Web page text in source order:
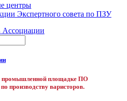
центры
Экспертного совета по ПЗУ
Ассоциации
промышленной площадке ПО
производству варисторов.